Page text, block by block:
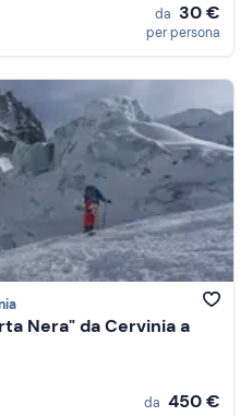
da 30 €
per persona
Nera" da Cervinia a
da 450 €